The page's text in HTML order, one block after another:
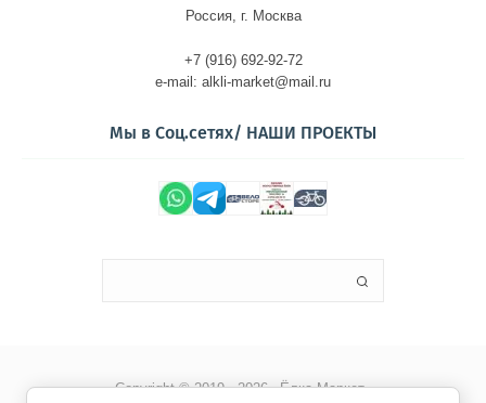
Россия, г. Москва
+7 (916) 692-92-72
e-mail: alkli-market@mail.ru
Мы в Соц.сетях/ НАШИ ПРОЕКТЫ
Copyright © 2019 - 2026 «Ёлка-Маркет»